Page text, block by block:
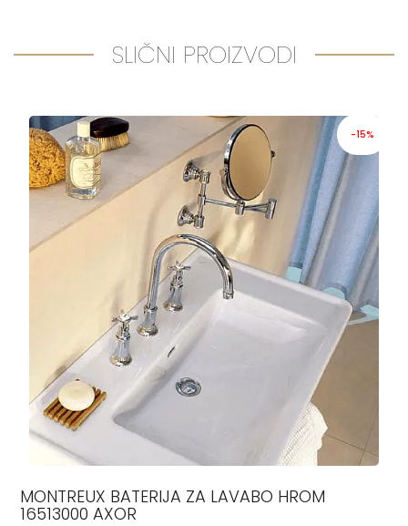
SLIČNI PROIZVODI
-15%
MONTREUX BATERIJA ZA LAVABO HROM
16513000 AXOR